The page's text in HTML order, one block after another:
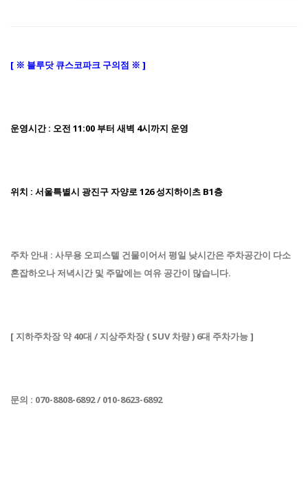
[ ※ 블루닷 큐스코파크 구의점 ※ ]
운영시간 : 오전 11:00 부터 새벽 4시까지 운영
위치 : 서울특별시 광진구 자양로 126 성지하이츠 B1층
주차 안내 : 사무용 오피스텔 건물이어서 평일 낮시간은 주차공간이 다소
혼잡하오나 저녁시간 및 주말에는 여유 공간이 많습니다.
[ 지하주차장 약 40대 / 지상주차장 ( SUV 차량 ) 6대 주차가능 ]
문의 : 070-8808-6892 / 010-8623-6892